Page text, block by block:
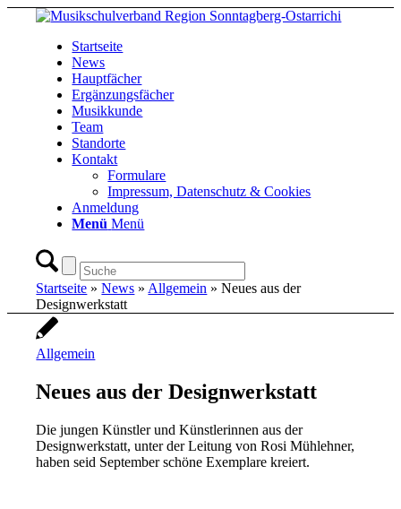
Startseite
News
Hauptfächer
Ergänzungsfächer
Musikkunde
Team
Standorte
Kontakt
Formulare
Impressum, Datenschutz & Cookies
Anmeldung
Menü Menü
Startseite »News » Allgemein »Neues aus der
Designwerkstatt
Allgemein
Neues aus der Designwerkstatt
Die jungen Künstler und Künstlerinnen aus der
Designwerkstatt, unter der Leitung von Rosi Mühlehner,
haben seid September schöne Exemplare kreiert.